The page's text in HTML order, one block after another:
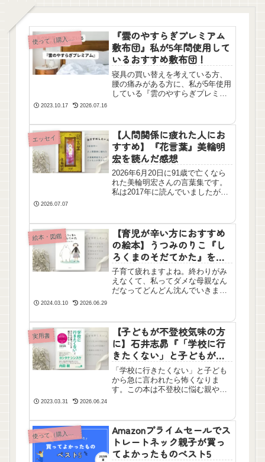
使って（購入して）よかった本以外のおすすめ
『雲のやすらぎプレミアム
敷布団』私が5年間使用して
いるおすすめ敷布団！
寝具の買い替えを考えている方、
腰の痛みがある方に、私が5年使用
している『雲のやすらぎプレミア
るのは不安ですが、実際に今も使
っている私がおすすめします！
2023.10.17 2026.07.16
エッセイ
【人間関係に疲れた人にお
すすめ】『花言葉』美輪明
宏を読んだ感想
2026年6月20日に91歳で亡くなら
れた美輪明宏さんの言葉集です。
私は2017年に読んでいましたが、
すすめです。
2026.07.07
絵本・図鑑
【育児が辛い方におすすめ
の絵本】うつみのりこ『し
ろくまのそだてかた』を読
んだ感想
子育て疲れますよね。終わりがみ
えなくて、私ってダメな母親なん
だなってどんどん沈んでいきま
おすすめです。私ももう少し早く
この本に出会いたかったです。
2024.03.10 2026.06.29
実用書
【子どもが不登校気味の方
に】石井志昴『「学校に行
きたくない」と子どもが言
ったとき親ができること』
を読んだ感想
「学校に行きたくない」と子ども
から急に言われたら怖くなりま
す。この本は不登校に悩む親や子
の道（進路）があります。私もこ
の本は読んでよかったです。
2023.03.31 2026.06.24
使 って（購入して）よかった本以外のおすすめ
Amazonプライムセールでス
トレートネック親子が買っ
てよかったものベスト5